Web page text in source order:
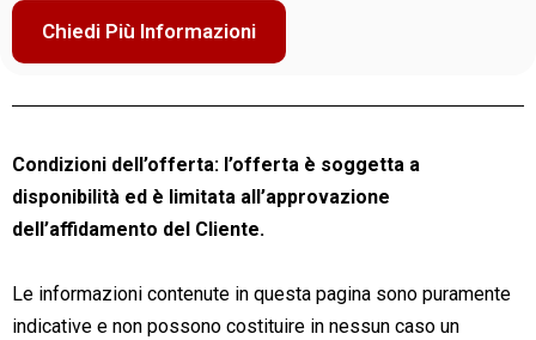
Chiedi Più Informazioni
Condizioni dell’offerta: l’offerta è soggetta a
disponibilità ed è limitata all’approvazione
dell’affidamento del Cliente.
Le informazioni contenute in questa pagina sono puramente
indicative e non possono costituire in nessun caso un